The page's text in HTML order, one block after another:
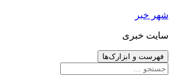
رفتن
نوشته‌ها
شهر خبر
سایت خبری
فهرست و ابزارک‌ها
جستجو